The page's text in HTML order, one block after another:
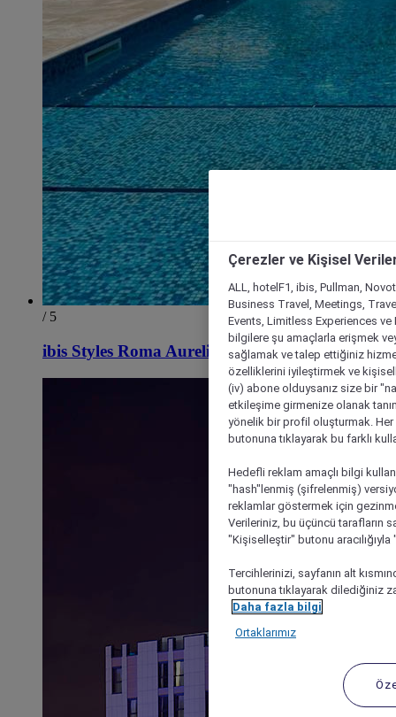
/ 5
ibis Styles Roma Aurelia
Çerezler ve Kişisel
ALL, hotelF1, ibis, Pullman,
Business Travel, Meetings,
Events, Limitless Experiences
bilgilere şu amaçlarla erişmek
sağlamak ve talep ettiğiniz
özelliklerini iyileştirmek ve
(iv) abone olduysanız size bir
etkileşime girmenize olanak
yönelik bir profil oluşturmak.
butonuna tıklayarak bu farklı
Hedefli reklam amaçlı bilgi
"hash"lenmiş (şifrelenmiş)
reklamlar göstermek için
Verileriniz, bu üçüncü tarafların
"Kişiselleştir" butonu
Tercihlerinizi, sayfanın alt
butonuna tıklayarak dilediğiniz
Daha fazla bilgi
Ortaklarımız